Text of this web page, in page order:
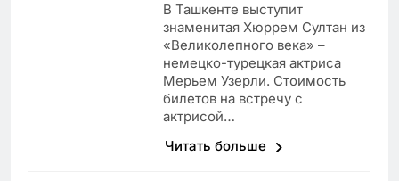
В Ташкенте выступит
знаменитая Хюррем Султан из
«Великолепного века» –
немецко-турецкая актриса
Мерьем Узерли. Стоимость
билетов на встречу с
актрисой…
Читать больше